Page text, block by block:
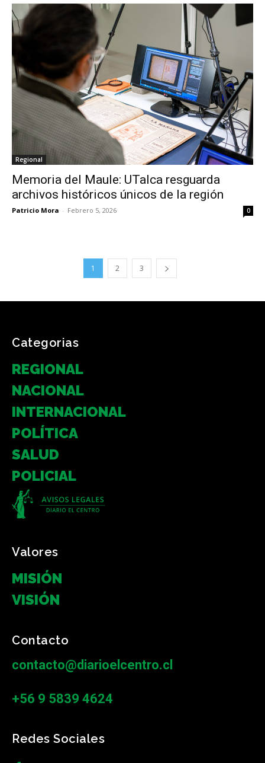
Regional
Memoria del Maule: UTalca resguarda
archivos históricos únicos de la región
Patricio Mora - Febrero 5, 2026 0
1 2 3
Categorias
REGIONAL
NACIONAL
INTERNACIONAL
POLÍTICA
SALUD
POLICIAL
Valores
MISIÓN
VISIÓN
Contacto
contacto@diarioelcentro.cl
+56 9 5839 4624
Redes Sociales